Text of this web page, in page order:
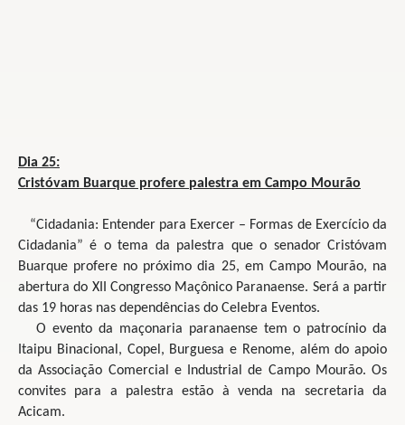
Dia 25:
Cristóvam Buarque profere palestra em Campo Mourão
“Cidadania: Entender para Exercer – Formas de Exercício da
Cidadania” é o tema da palestra que o senador Cristóvam
Buarque profere no próximo dia 25, em Campo Mourão, na
abertura do XII Congresso Maçônico Paranaense. Será a partir
das 19 horas nas dependências do Celebra Eventos.
O evento da maçonaria paranaense tem o patrocínio da
Itaipu Binacional, Copel, Burguesa e Renome, além do apoio
da Associação Comercial e Industrial de Campo Mourão. Os
convites para a palestra estão à venda na secretaria da
Acicam.